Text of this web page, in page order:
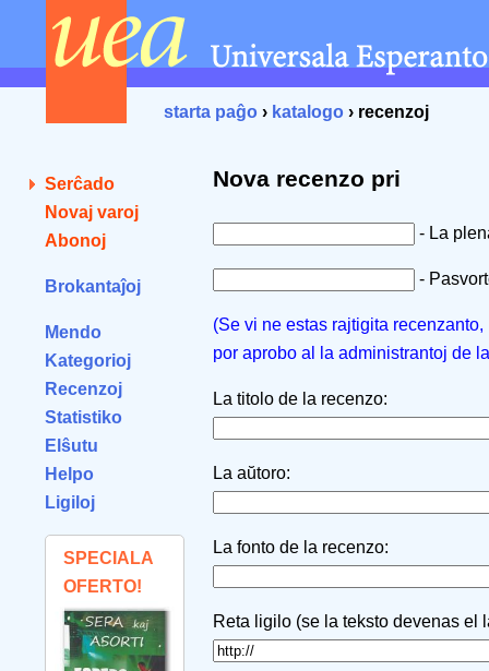
starta paĝo › katalogo › recenzoj
Serĉado
Novaj varoj
Abonoj
Brokantaĵoj
Mendo
Kategorioj
Recenzoj
Statistiko
Elŝutu
Helpo
Ligiloj
SPECIALA
OFERTO!
Nova recenzo pri
- La
-
(Se vi ne estas rajtigita
por aprobo al la administrantoj de
La titolo de la recenzo:
La aŭtoro:
La fonto de la recenzo:
Reta ligilo (se la teksto devenas el